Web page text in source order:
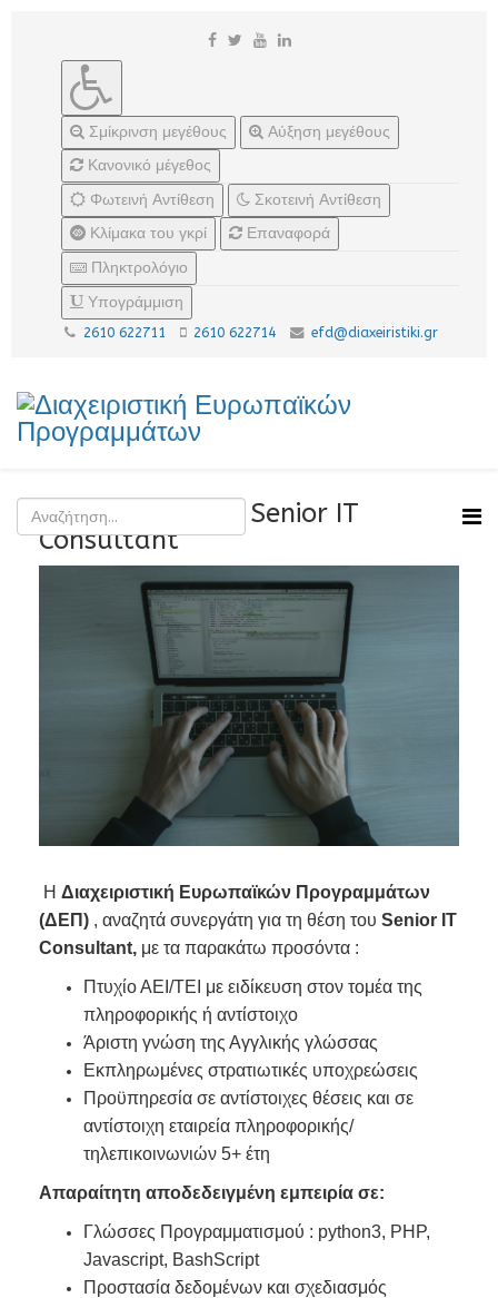
Σμίκρινση μεγέθους
Αύξηση μεγέθους
Κανονικό μέγεθος
Φωτεινή Αντίθεση
Σκοτεινή Αντίθεση
Κλίμακα του γκρί
Επαναφορά
Πληκτρολόγιο
Υπογράμμιση
2610 622711 2610 622714 efd@diaxeiristiki.gr
Θέση εργασίας - Senior IT
Consultant
Η Διαχειριστική Ευρωπαϊκών Προγραμμάτων
(ΔΕΠ) , αναζητά συνεργάτη για τη θέση του Senior IT
Consultant, με τα παρακάτω προσόντα :
Πτυχίο ΑΕΙ/ΤΕΙ με ειδίκευση στον τομέα της
πληροφορικής ή αντίστοιχο
Άριστη γνώση της Αγγλικής γλώσσας
Εκπληρωμένες στρατιωτικές υποχρεώσεις
Προϋπηρεσία σε αντίστοιχες θέσεις και σε
αντίστοιχη εταιρεία πληροφορικής/
τηλεπικοινωνιών 5+ έτη
Απαραίτητη αποδεδειγμένη εμπειρία σε:
Γλώσσες Προγραμματισμού : python3, PHP,
Javascript, BashScript
Προστασία δεδομένων και σχεδιασμός